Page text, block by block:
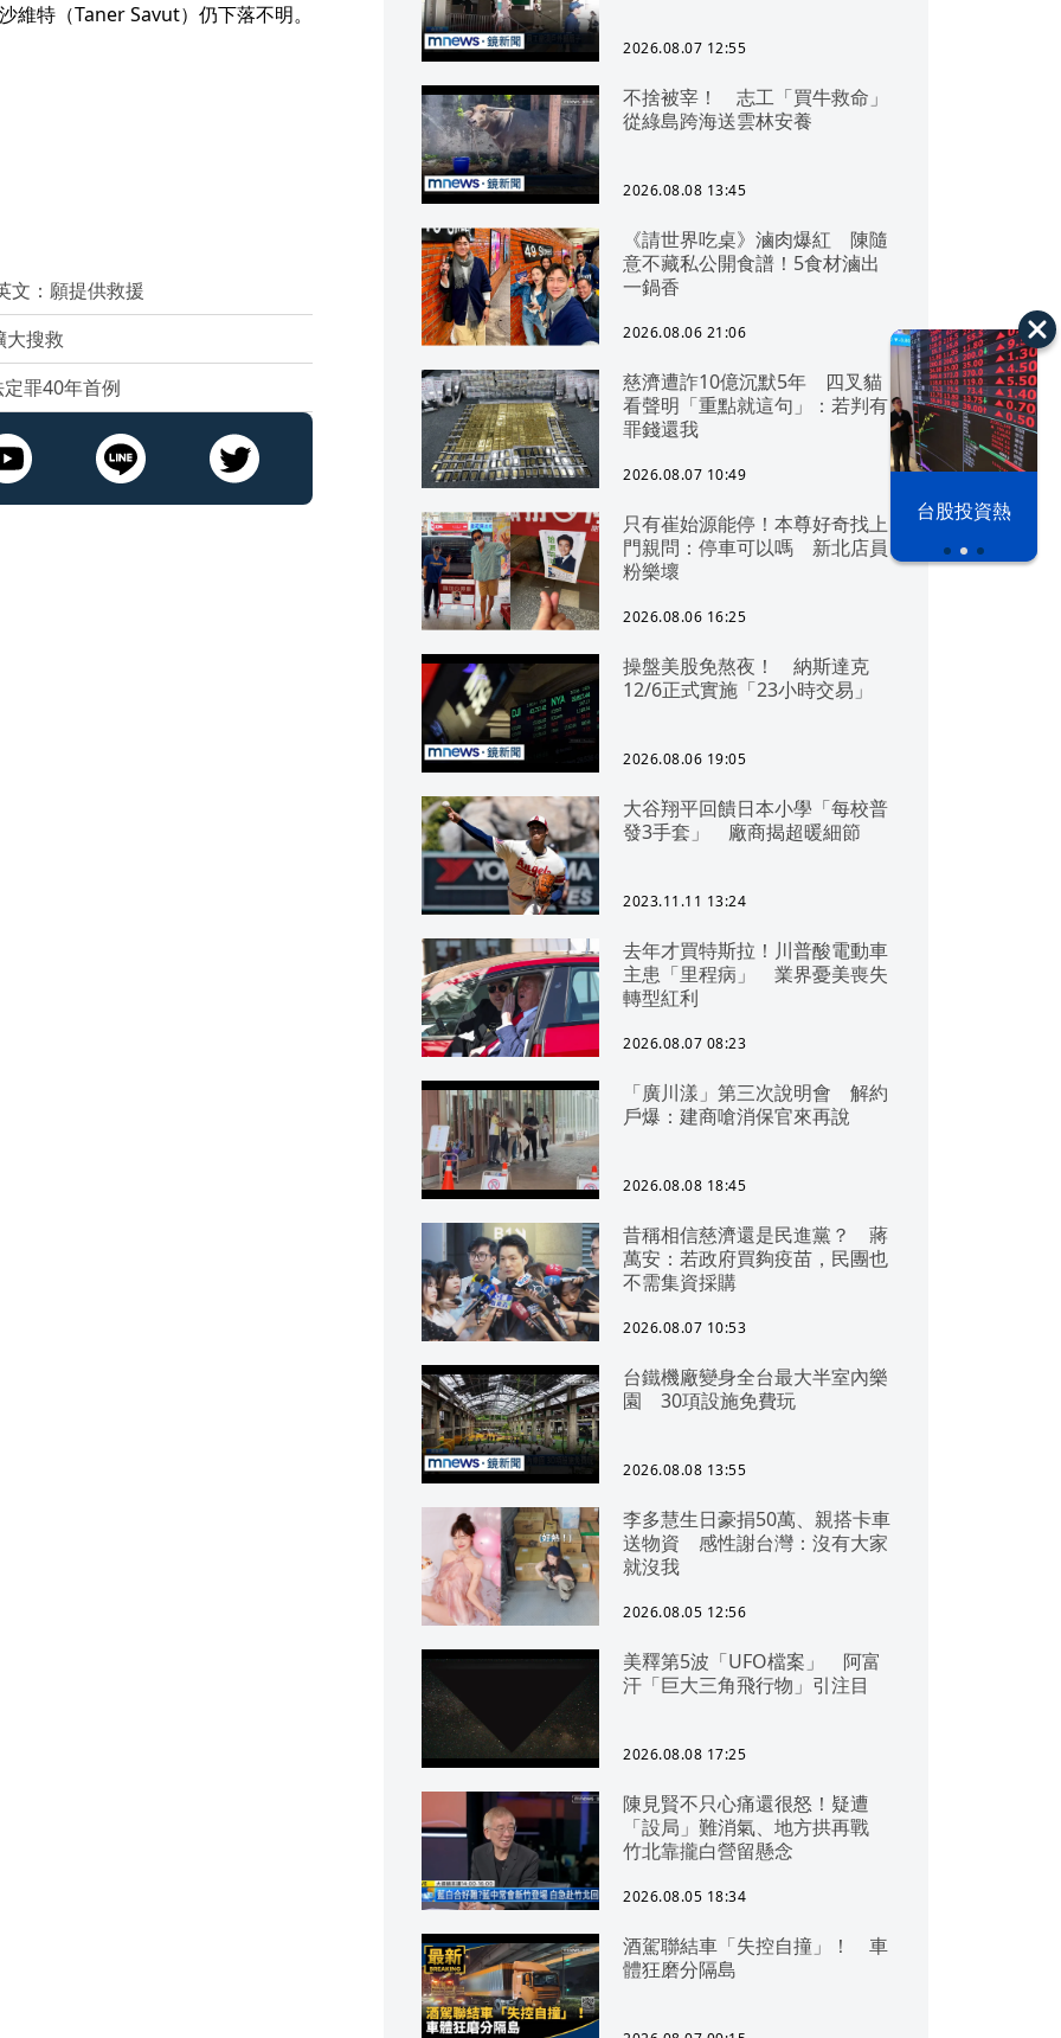
漢光42演習 台股投資熱
特（Taner Savut）仍下落不明。
：願提供救援
搜救
罪40年首例
2026.08.07 12:55
不捨被宰！ 志工「買牛救命」
從綠島跨海送雲林安養
2026.08.08 13:45
《請世界吃桌》滷肉爆紅 陳隨
意不藏私公開食譜！5食材滷出
一鍋香
2026.08.06 21:06
慈濟遭詐10億沉默5年 四叉貓
看聲明「重點就這句」：若判有
罪錢還我
2026.08.07 10:49
只有崔始源能停！本尊好奇找上
門親問：停車可以嗎 新北店員
粉樂壞
2026.08.06 16:25
操盤美股免熬夜！ 納斯達克
12/6正式實施「23小時交易」
2026.08.06 19:05
大谷翔平回饋日本小學「每校普
發3手套」 廠商揭超暖細節
2023.11.11 13:24
去年才買特斯拉！川普酸電動車
主患「里程病」 業界憂美喪失
轉型紅利
2026.08.07 08:23
「廣川漾」第三次說明會 解約
戶爆：建商嗆消保官來再說
2026.08.08 18:45
昔稱相信慈濟還是民進黨？ 蔣
萬安：若政府買夠疫苗，民團也
不需集資採購
2026.08.07 10:53
台鐵機廠變身全台最大半室內樂
園 30項設施免費玩
2026.08.08 13:55
李多慧生日豪捐50萬、親搭卡車
送物資 感性謝台灣：沒有大家
就沒我
2026.08.05 12:56
美釋第5波「UFO檔案」 阿富
汗「巨大三角飛行物」引注目
2026.08.08 17:25
陳見賢不只心痛還很怒！疑遭
「設局」難消氣、地方拱再戰
竹北靠攏白營留懸念
2026.08.05 18:34
酒駕聯結車「失控自撞」！ 車
體狂磨分隔島